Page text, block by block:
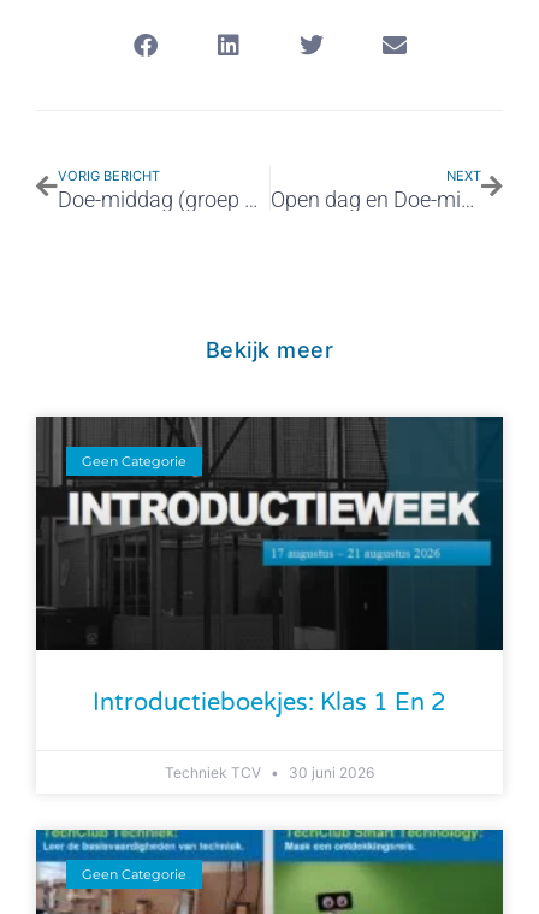
VORIG BERICHT
Doe-middag (groep 8) op 6 november
NEXT
Open dag en Doe-middag november
Bekijk meer
Geen Categorie
Introductieboekjes: Klas 1 En 2
Techniek TCV 30 juni 2026
Geen Categorie